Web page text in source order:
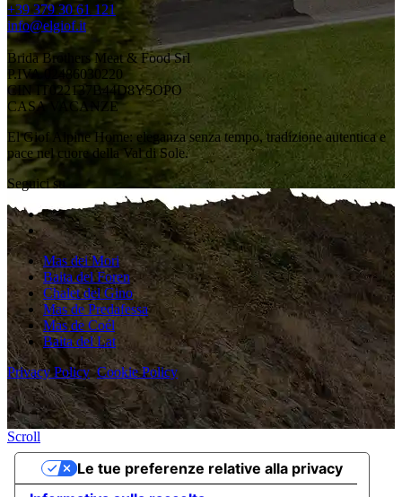
+39 379 30 61 121
info@elgiof.it
Brida Brothers Meat & Food Srl
P.IVA 02486030220
CIN IT022137B44D8Y5OPO
CASA VACANZE
El Giof Alpine Home: eleganza senza tempo, tradizione autentica e
pace nel cuore della Val di Sole.
Seguici su
Mas dei Mori
Baita del Foren
Chalet del Gino
Mas de Predafessa
Mas de Coél
Baita del Lat
Privacy Policy Cookie Policy
Scroll
Le tue preferenze relative alla privacy